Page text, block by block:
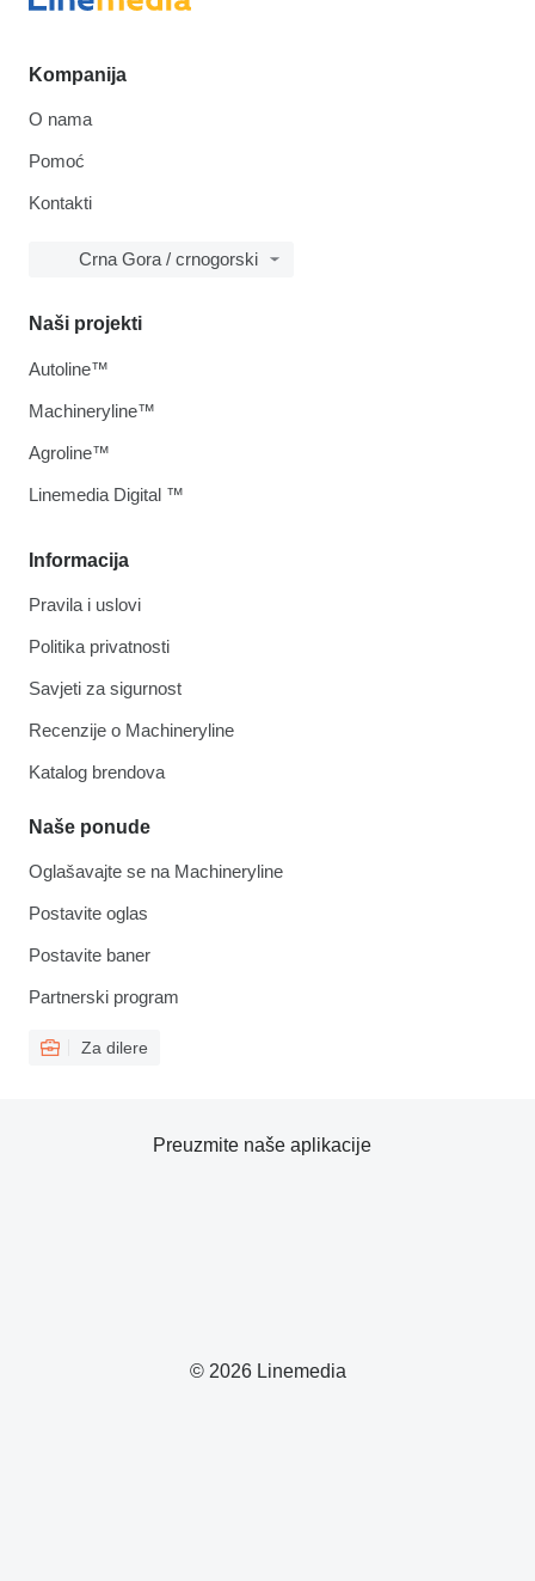
Kompanija
O nama
Pomoć
Kontakti
Crna Gora / crnogorski
Informacija
Pravila i uslovi
Politika privatnosti
Savjeti za sigurnost
Recenzije o Machineryline
Katalog brendova
Naše ponude
Oglašavajte se na Machineryline
Postavite oglas
Postavite baner
Partnerski program
Za dilere
Naši projekti
Autoline™
Machineryline™
Agroline™
Linemedia Digital ™
© 2026 Linemedia
Preuzmite naše aplikacije